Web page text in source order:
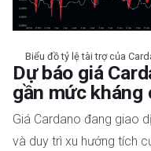
Biểu đồ tỷ lệ tài trợ của
Dự báo giá
gần mức kháng
Giá Cardano đang giao
và duy trì xu hướng tích